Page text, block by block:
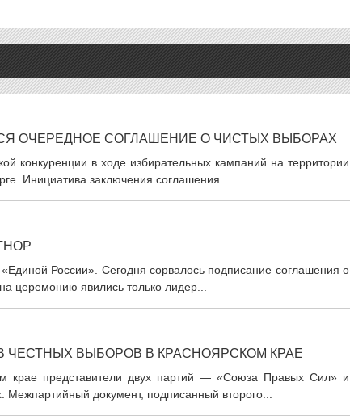
ОЧЕРЕДНОЕ СОГЛАШЕНИЕ О ЧИСТЫХ ВЫБОРАХ
конкуренции в ходе избирательных кампаний на территории
Инициатива заключения соглашения...
России». Сегодня сорвалось подписание соглашения о
церемонию явились только лидер...
ВЫБОРОВ В КРАСНОЯРСКОМ КРАЕ
крае представители двух партий — «Союза Правых Сил» и
документ, подписанный второго...